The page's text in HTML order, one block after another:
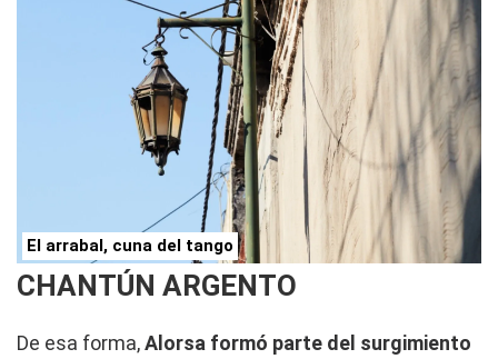
El arrabal, cuna del tango
CHANTÚN ARGENTO
De esa forma,Alorsa formó parte del surgimiento